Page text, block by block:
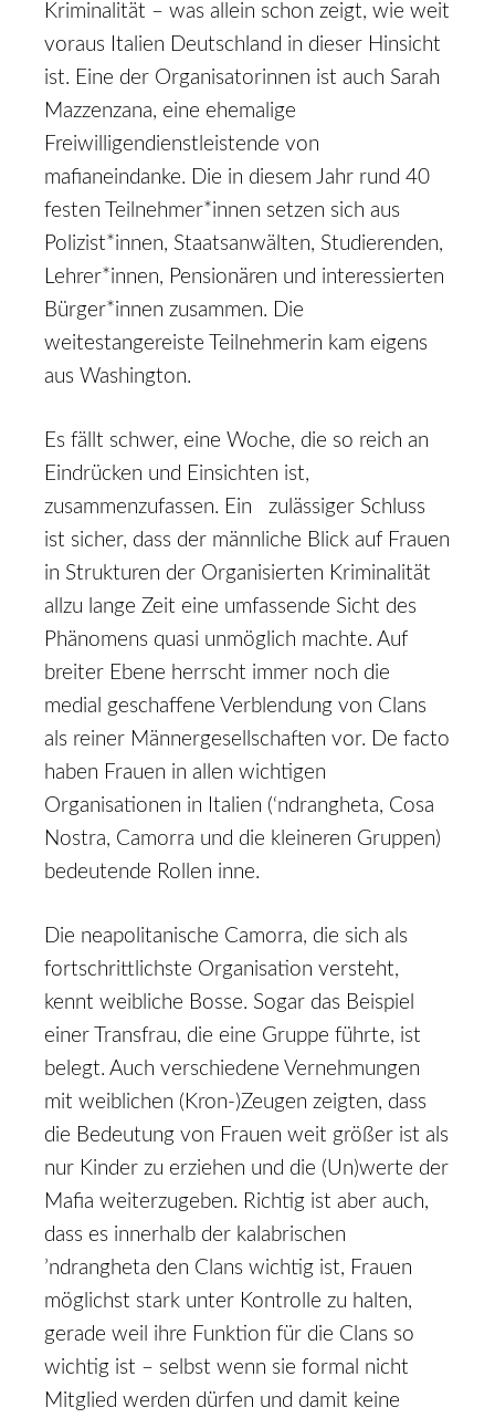
Kriminalität – was allein schon zeigt, wie weit
voraus Italien Deutschland in dieser Hinsicht
ist. Eine der Organisatorinnen ist auch Sarah
Mazzenzana, eine ehemalige
Freiwilligendienstleistende von
mafianeindanke. Die in diesem Jahr rund 40
festen Teilnehmer*innen setzen sich aus
Polizist*innen, Staatsanwälten, Studierenden,
Lehrer*innen, Pensionären und interessierten
Bürger*innen zusammen. Die
weitestangereiste Teilnehmerin kam eigens
aus Washington.
Es fällt schwer, eine Woche, die so reich an
Eindrücken und Einsichten ist,
zusammenzufassen. Ein zulässiger Schluss
ist sicher, dass der männliche Blick auf Frauen
in Strukturen der Organisierten Kriminalität
allzu lange Zeit eine umfassende Sicht des
Phänomens quasi unmöglich machte. Auf
breiter Ebene herrscht immer noch die
medial geschaffene Verblendung von Clans
als reiner Männergesellschaften vor. De facto
haben Frauen in allen wichtigen
Organisationen in Italien (‘ndrangheta, Cosa
Nostra, Camorra und die kleineren Gruppen)
bedeutende Rollen inne.
Die neapolitanische Camorra, die sich als
fortschrittlichste Organisation versteht,
kennt weibliche Bosse. Sogar das Beispiel
einer Transfrau, die eine Gruppe führte, ist
belegt. Auch verschiedene Vernehmungen
mit weiblichen (Kron-)Zeugen zeigten, dass
die Bedeutung von Frauen weit größer ist als
nur Kinder zu erziehen und die (Un)werte der
Mafia weiterzugeben. Richtig ist aber auch,
dass es innerhalb der kalabrischen
’ndrangheta den Clans wichtig ist, Frauen
möglichst stark unter Kontrolle zu halten,
gerade weil ihre Funktion für die Clans so
wichtig ist – selbst wenn sie formal nicht
Mitglied werden dürfen und damit keine